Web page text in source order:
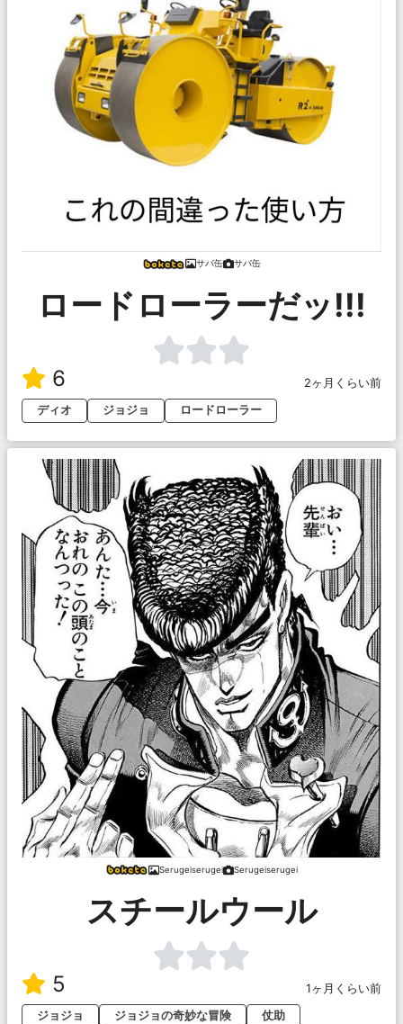
サバ缶 サバ缶
ロードローラーだッ!!!
6
2ヶ月くらい前
ディオ
ジョジョ ロードローラー
Serugeiserugei Serugeiserugei
スチールウール
5
1ヶ月くらい前
ジョジョ
ジョジョの奇妙な冒険 仗助